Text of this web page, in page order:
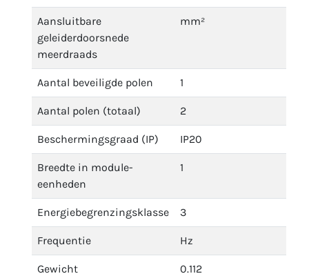
Aansluitbare
geleiderdoorsnede
meerdraads
mm²
Aantal beveiligde polen 1
Aantal polen (totaal) 2
Beschermingsgraad (IP) IP20
Breedte in module-
eenheden
1
Energiebegrenzingsklasse 3
Frequentie Hz
Gewicht 0.112